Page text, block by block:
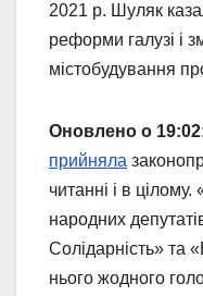
2021 р. Шуляк
реформи галузі і
містобудування
Оновлено о
прийняла
читанні і в
народних
Солідарність» та
нього жодного